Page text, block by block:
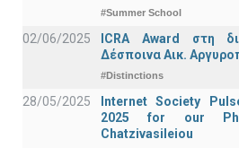
#Summer School
02/06/2025
ICRA Award στη
Δέσποινα Αικ.
#Distinctions
28/05/2025
Internet Society
2025 for our
Chatzivasileiou